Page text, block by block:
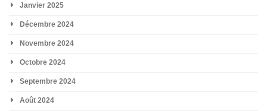
Janvier 2025
Décembre 2024
Novembre 2024
Octobre 2024
Septembre 2024
Août 2024